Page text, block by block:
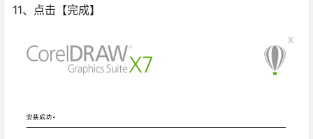
11、点击【完成】